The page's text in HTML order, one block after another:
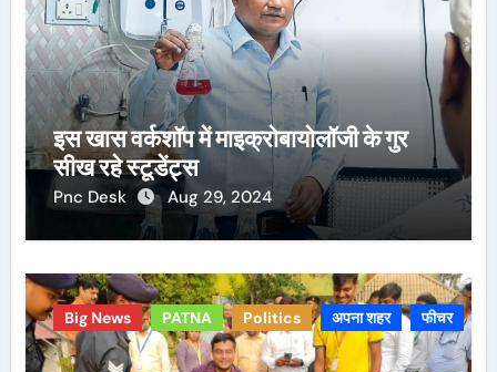
इस खास वर्कशॉप में माइक्रोबायोलॉजी के गुर
सीख रहे स्टूडेंट्स
Pnc Desk Aug 29, 2024
Big News PATNA Politics अपना शहर फीचर